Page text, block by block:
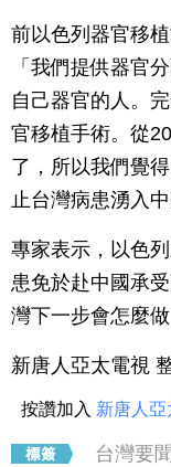
前以色列器官移
「我們提供器官
自己器官的人。
官移植手術。從
了，所以我們覺
止台灣病患湧入中
專家表示，以色
患免於赴中國承
灣下一步會怎麼做
新唐人亞太電視
按讚加入 新唐人亞
台灣要聞